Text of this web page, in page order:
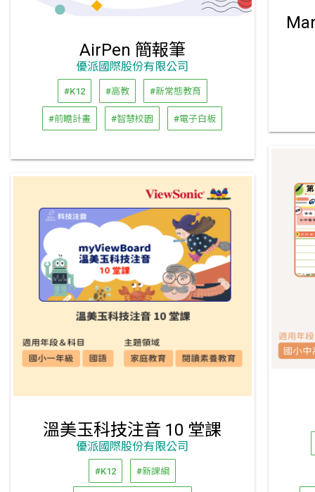
AirPen 簡報筆
優派國際股份有限公司
#K12 #高教 #新常態教育
#前瞻計畫 #智慧校園 #電子白板
溫美玉科技注音 10 堂課
優派國際股份有限公司
#K12 #新課綱